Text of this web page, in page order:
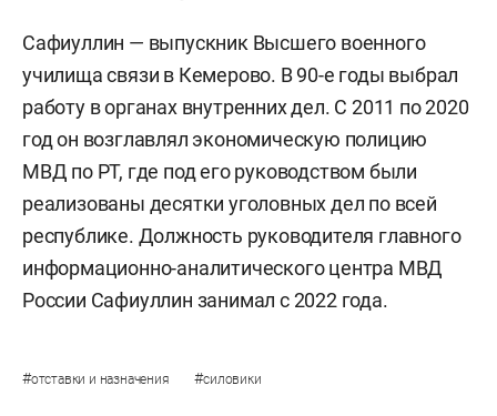
Сафиуллин — выпускник Высшего военного
училища связи в Кемерово. В 90-е годы выбрал
работу в органах внутренних дел. С 2011 по 2020
год он возглавлял экономическую полицию
МВД по РТ, где под его руководством были
реализованы десятки уголовных дел по всей
республике. Должность руководителя главного
информационно-аналитического центра МВД
России Сафиуллин занимал с 2022 года.
#отставки и назначения #силовики